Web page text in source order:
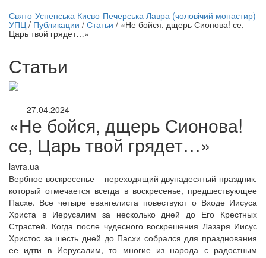
трансляция | 12 сентября
трансляции
Свято-Успенська Києво-Печерська Лавра (чоловічий монастир)
УПЦ / Публикации / Статьи / «Не бойся, дщерь Сионова! се,
Царь твой грядет…»
Статьи
27.04.2024
«Не бойся, дщерь Сионова!
се, Царь твой грядет…»
lavra.ua
Вербное воскресенье – переходящий двунадесятый праздник,
который отмечается всегда в воскресенье, предшествующее
Пасхе. Все четыре евангелиста повествуют о Входе Иисуса
Христа в Иерусалим за несколько дней до Его Крестных
Страстей. Когда после чудесного воскрешения Лазаря Иисус
Христос за шесть дней до Пасхи собрался для празднования
ее идти в Иерусалим, то многие из народа с радостным